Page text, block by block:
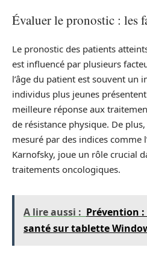
Évaluer le pronostic : les
Le pronostic des patients
est influencé par plusieurs
l’âge du patient est souvent un
individus plus jeunes
meilleure réponse aux
de résistance physique. De
mesuré par des indices comme
Karnofsky, joue un rôle crucial
traitements oncologiques.
A lire aussi : Prévention
santé sur tablette